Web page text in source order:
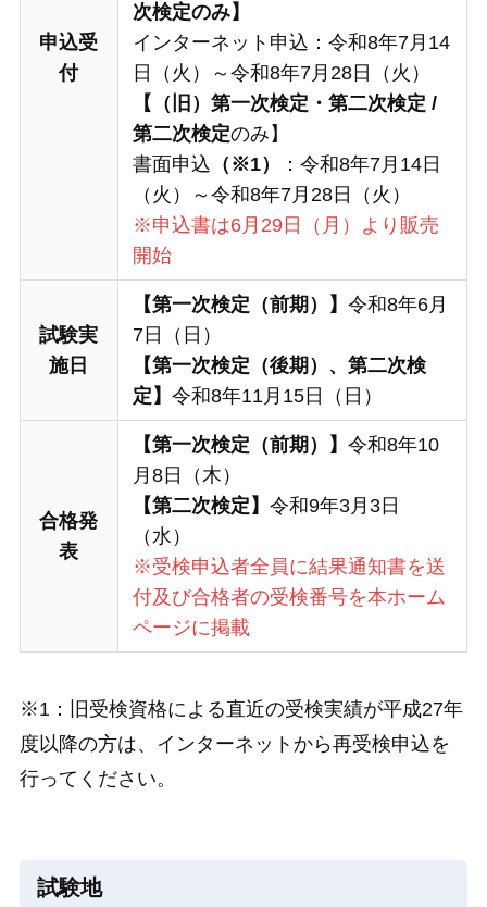
申込受
付
次検定のみ】
インターネット申込：令和8年7月14
日（火）～令和8年7月28日（火）
【（旧）第一次検定・第二次検定 /
第二次検定のみ】
書面申込 （※1）
：令和8年7月14日
（火）～令和8年7月28日（火）
※申込書は6月29日（月）より販売
開始
試験実
施日
【第一次検定（前期）】令和8年6月
7日（日）
【第一次検定（後期）、第二次検
定】令和8年11月15日（日）
合格発
表
【第一次検定（前期）】令和8年10
月8日（木）
【第二次検定】令和9年3月3日
（水）
※受検申込者全員に結果通知書を送
付及び合格者の受検番号を本ホーム
ページに掲載
※1：旧受検資格による直近の受検実績が平成27年
度以降の方は、インターネットから再受検申込を
行ってください。
試験地